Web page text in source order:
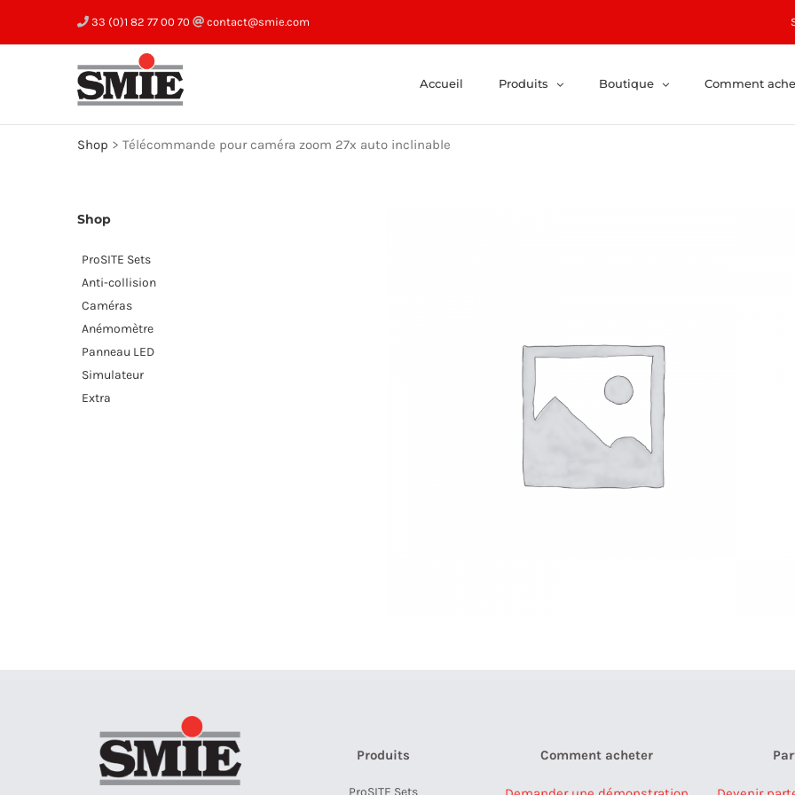
33 (0)1 82 77 00 70 contact@smie.com
Accueil Produits Boutique Comment
Shop > Télécommande pour caméra zoom 27x auto inclinable
Shop
ProSITE Sets
Anti-collision
Caméras
Anémomètre
Panneau LED
Simulateur
Extra
Produits
ProSITE Sets
Comment acheter